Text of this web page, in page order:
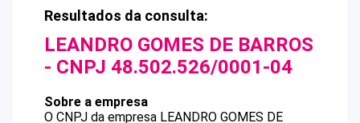
Resultados da consulta:
LEANDRO GOMES DE BARROS
- CNPJ 48.502.526/0001-04
Sobre a empresa
O CNPJ da empresa LEANDRO GOMES DE